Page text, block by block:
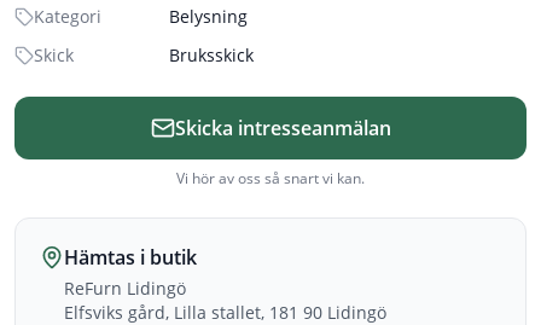
Kategori
Belysning
Skick
Bruksskick
Skicka intresseanmälan
Vi hör av oss så snart vi kan.
Hämtas i butik
ReFurn Lidingö
Elfsviks gård, Lilla stallet, 181 90 Lidingö